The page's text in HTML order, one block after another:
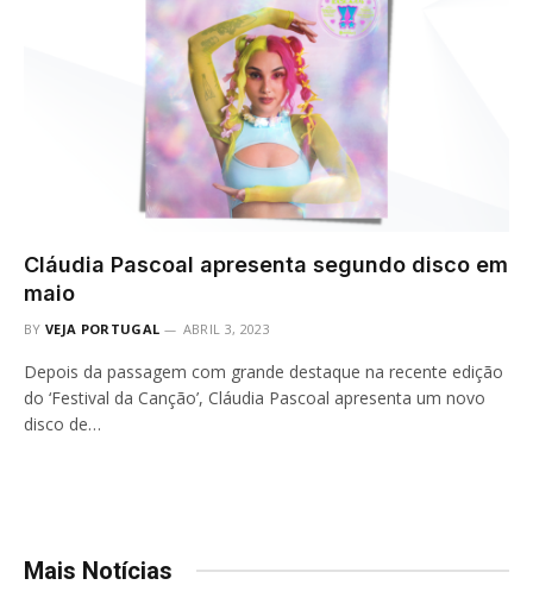
Cláudia Pascoal apresenta segundo disco em
maio
BY VEJA PORTUGAL ABRIL 3, 2023
Depois da passagem com grande destaque na recente edição
do ‘Festival da Canção’, Cláudia Pascoal apresenta um novo
disco de…
Mais Notícias